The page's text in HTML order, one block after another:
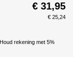
€ 31,95
€ 25,24
rekening met 5%